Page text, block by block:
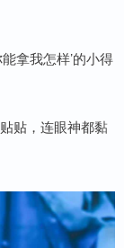
拿我怎样’的小得
贴，连眼神都黏